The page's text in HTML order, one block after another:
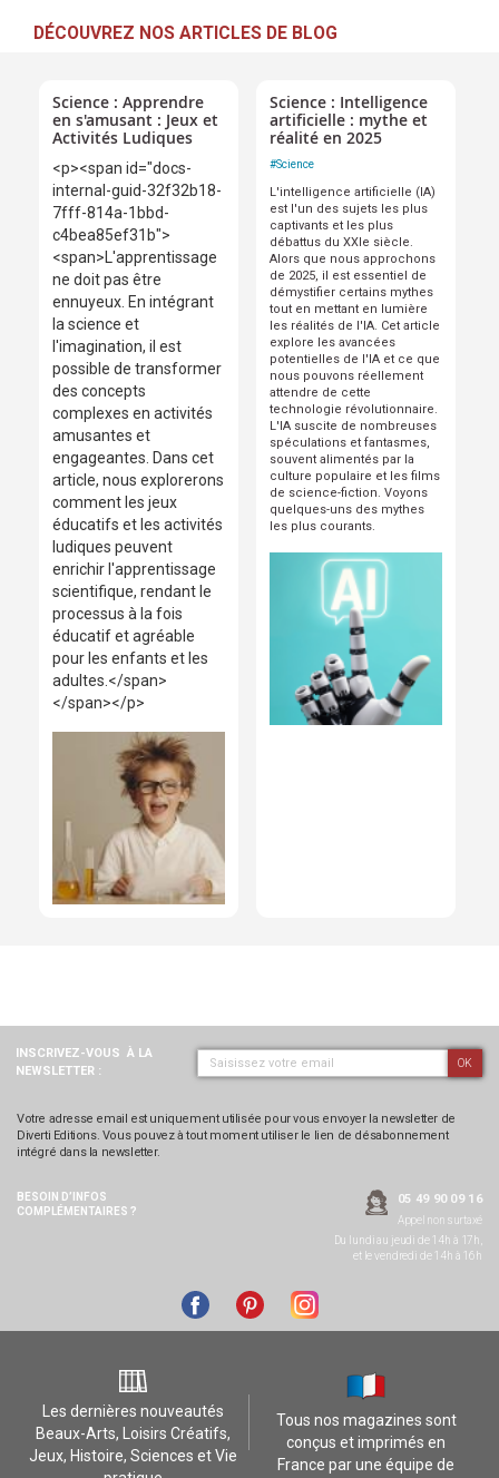
DÉCOUVREZ NOS ARTICLES DE BLOG
Science : Apprendre
en s'amusant : Jeux et
Activités Ludiques
<p><span id="docs-
internal-guid-32f32b18-
7fff-814a-1bbd-
c4bea85ef31b">
<span>L'apprentissage
ne doit pas être
ennuyeux. En intégrant
la science et
l'imagination, il est
possible de transformer
des concepts
complexes en activités
amusantes et
engageantes. Dans cet
article, nous explorerons
comment les jeux
éducatifs et les activités
ludiques peuvent
enrichir l'apprentissage
scientifique, rendant le
processus à la fois
éducatif et agréable
pour les enfants et les
adultes.</span>
</span></p>
Science : Intelligence
artificielle : mythe et
réalité en 2025
#Science
L'intelligence artificielle (IA)
est l'un des sujets les plus
captivants et les plus
débattus du XXIe siècle.
Alors que nous approchons
de 2025, il est essentiel de
démystifier certains mythes
tout en mettant en lumière
les réalités de l'IA. Cet article
explore les avancées
potentielles de l'IA et ce que
nous pouvons réellement
attendre de cette
technologie révolutionnaire.
L'IA suscite de nombreuses
spéculations et fantasmes,
souvent alimentés par la
culture populaire et les films
de science-fiction. Voyons
quelques-uns des mythes
les plus courants.
INSCRIVEZ-VOUS À LA
NEWSLETTER :
OK
Votre adresse email est uniquement utilisée pour vous envoyer la newsletter de
Diverti Editions. Vous pouvez à tout moment utiliser le lien de désabonnement
intégré dans la newsletter.
BESOIN D’INFOS
COMPLÉMENTAIRES ?
05 49 90 09 16
Appel non surtaxé
Du lundi au jeudi de 14h à 17h,
et le vendredi de 14h à 16h
Les dernières nouveautés
Beaux-Arts, Loisirs Créatifs,
Jeux, Histoire, Sciences et Vie
Tous nos magazines sont
conçus et imprimés en
France par une équipe de